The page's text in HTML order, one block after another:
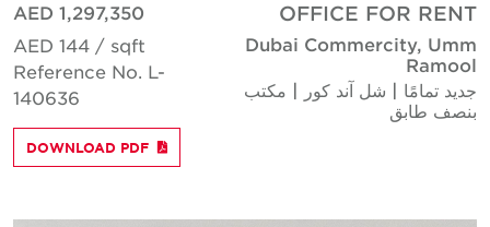
OFFICE FOR RENT
Dubai Commercity, Umm
Ramool
جديد تمامًا | شل آند كور | مكتب
بنصف طابق
AED 1,297,350
AED 144 / sqft
Reference No. L-
140636
DOWNLOAD PDF